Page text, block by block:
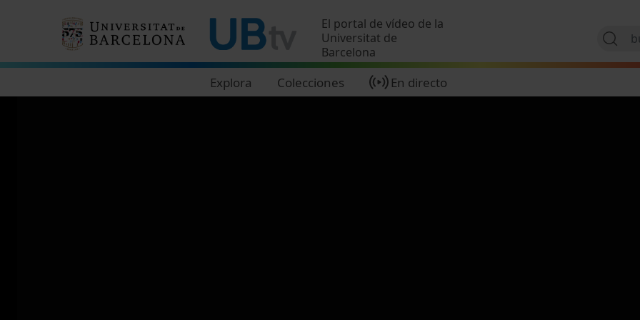
El portal de vídeo de la
Universitat de
Barcelona
Explora Colecciones En directo